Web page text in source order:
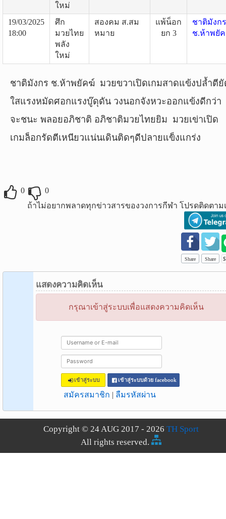
ใหม่
19/03/2025
18:00
ศึก
มวยไทย
พลัง
ใหม่
สองคม ส.สม
หมาย
แพ้น็อก
ยก 3
ชาติมังกร
ช.ห้าพยั
ชาติมังกร ช.ห้าพยัคฆ์ มวยขวาเปิดเกมสาดแข้งปล้ำตี
ใสแรงหมัดศอกแรงบู๊ดุดัน วงนอกจังหวะออกแข้งดีกว่า
จะชนะ พลอยอภิชาติ อภิชาติมวยไทยยิม มวยเข่าเปิด
เกมล็อกรัดตีเหนียวแน่นเดินติดๆดีปลายแข็งแกร่ง
0
0
ถ้าไม่อยากพลาดทุกข่าวสารของวงการกีฬา โปรดติดตาม
Share Share
แสดงความคิดเห็น
กรุณาเข้าสู่ระบบเพื่อแสดงความคิดเห็น
เข้าสู่ระบบ เข้าสู่ระบบด้วย facebook
สมัครสมาชิก | ลืมรหัสผ่าน
Copyright © 24 AUG 2017 - 2026 TH Sport
All rights reserved.